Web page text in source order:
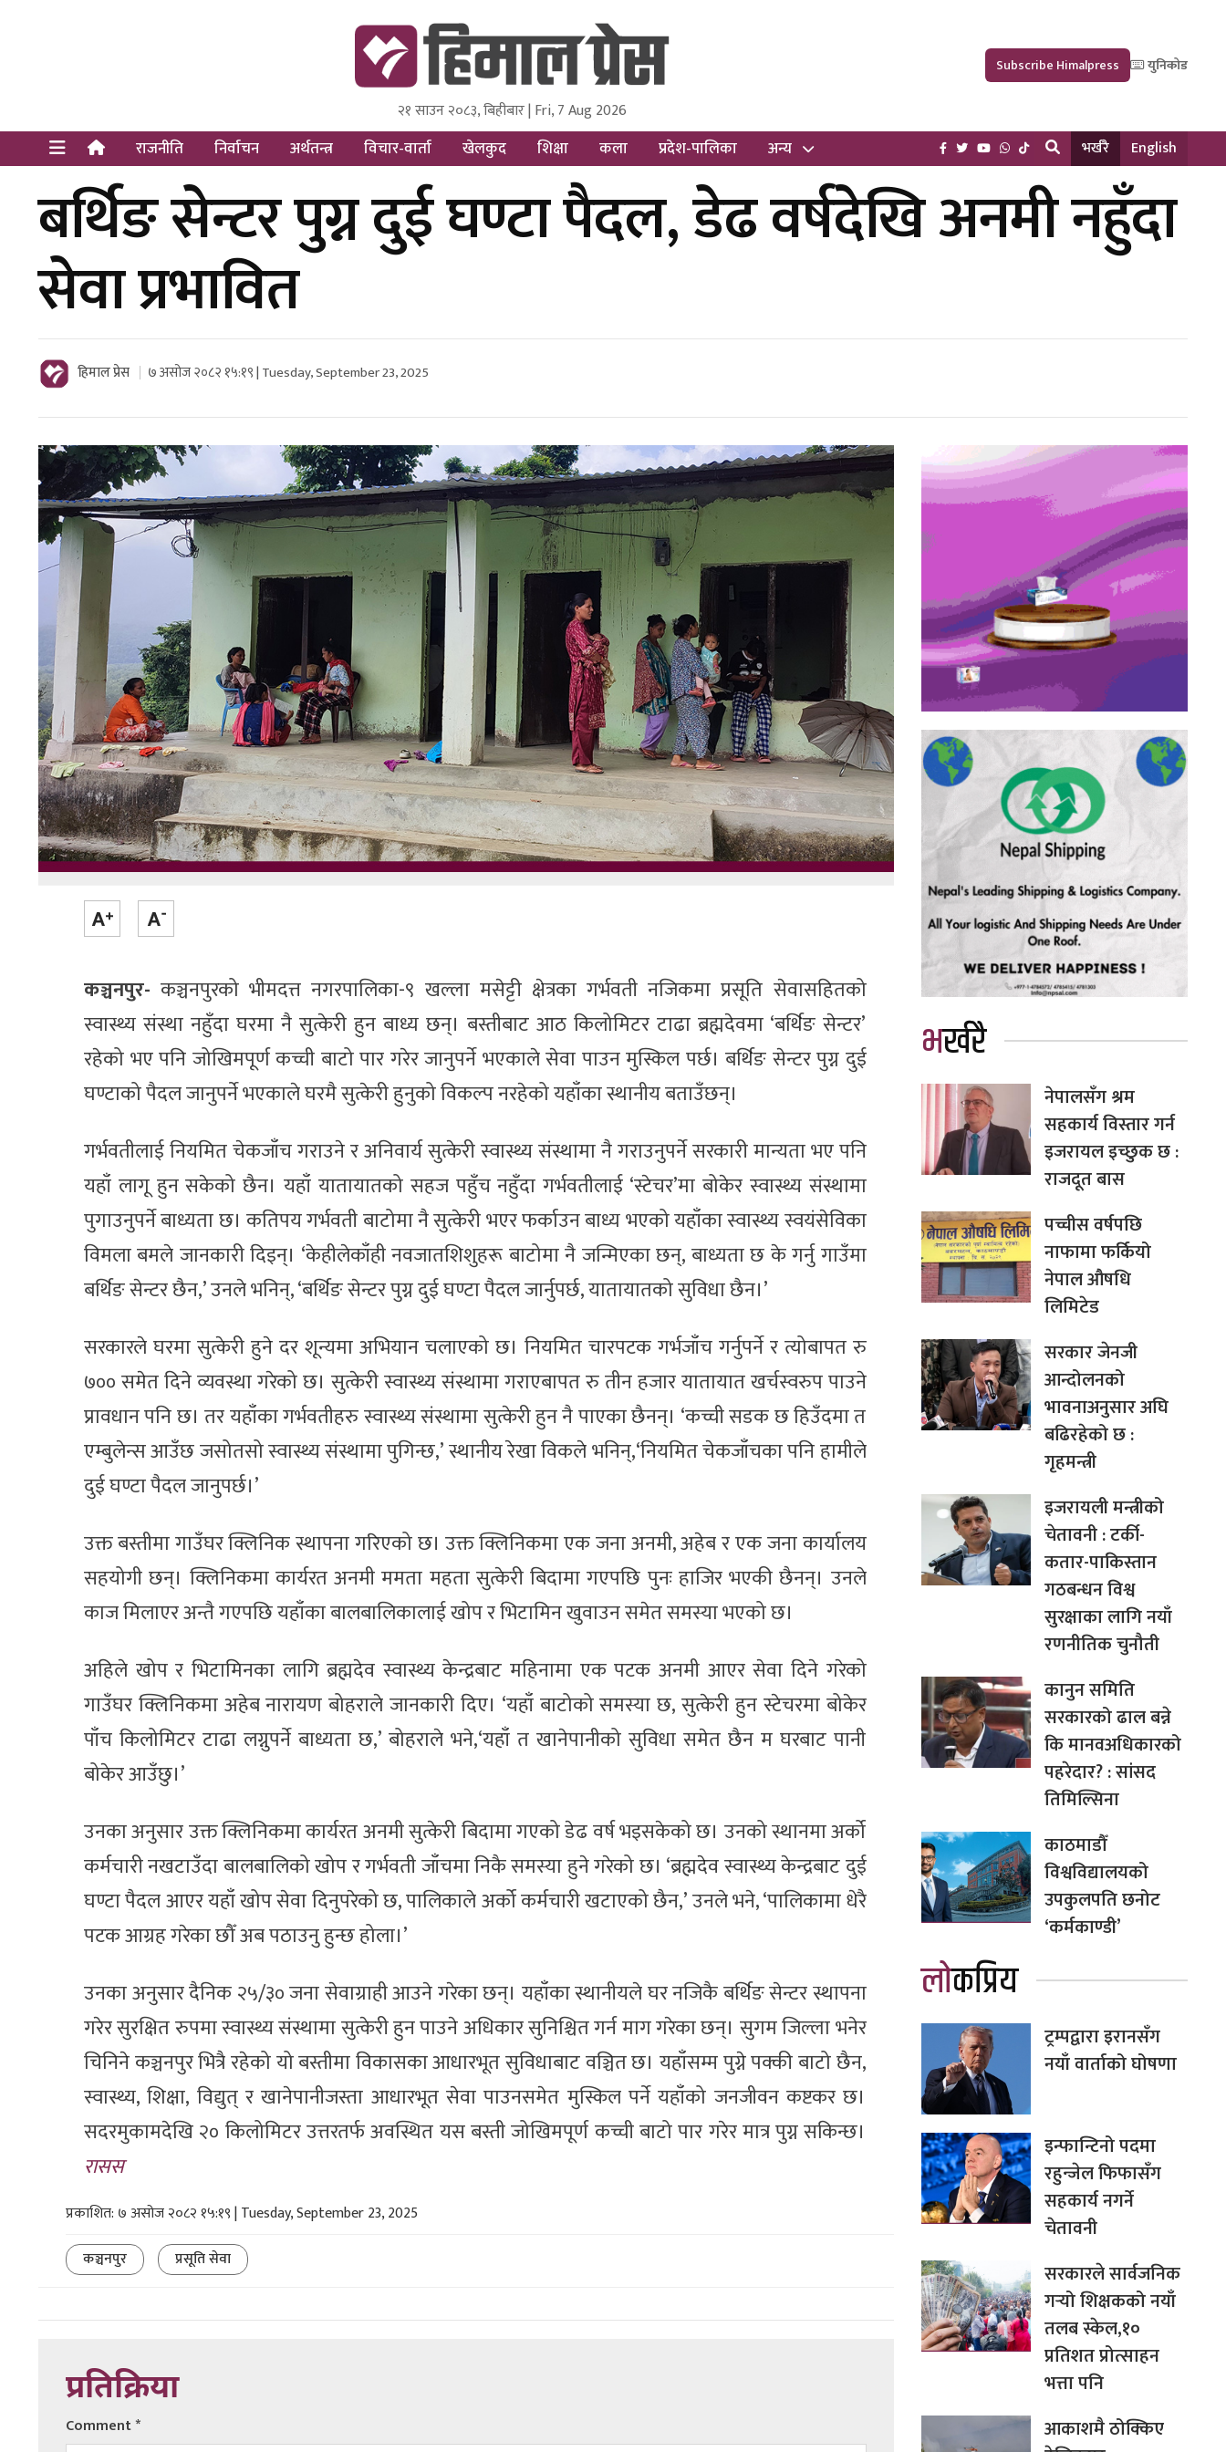
Himal Press
Dot NewsyNepal Media and Research Pvt Ltd.
२१ साउन २०८३, बिहीबार | Fri, 7 Aug 2026
Subscribe Himalpress युनिकोड
राजनीति निर्वाचन अर्थतन्त्र विचार-वार्ता खेलकुद शिक्षा कला प्रदेश-पालिका अन्य भर्खरै English
बर्थिङ सेन्टर पुग्न दुई घण्टा पैदल, डेढ वर्षदेखि अनमी नहुँदा
सेवा प्रभावित
हिमाल प्रेस ७ असोज २०८२ १५:१९ | Tuesday, September 23, 2025
कञ्चनपुर- कञ्चनपुरको भीमदत्त नगरपालिका-९ खल्ला मसेट्टी क्षेत्रका गर्भवती नजिकमा प्रसूति सेवासहितको
स्वास्थ्य संस्था नहुँदा घरमा नै सुत्केरी हुन बाध्य छन्। बस्तीबाट आठ किलोमिटर टाढा ब्रह्मदेवमा ‘बर्थिङ सेन्टर’
रहेको भए पनि जोखिमपूर्ण कच्ची बाटो पार गरेर जानुपर्ने भएकाले सेवा पाउन मुस्किल पर्छ। बर्थिङ सेन्टर पुग्न दुई
घण्टाको पैदल जानुपर्ने भएकाले घरमै सुत्केरी हुनुको विकल्प नरहेको यहाँका स्थानीय बताउँछन्।
गर्भवतीलाई नियमित चेकजाँच गराउने र अनिवार्य सुत्केरी स्वास्थ्य संस्थामा नै गराउनुपर्ने सरकारी मान्यता भए पनि
यहाँ लागू हुन सकेको छैन। यहाँ यातायातको सहज पहुँच नहुँदा गर्भवतीलाई ‘स्टेचर’मा बोकेर स्वास्थ्य संस्थामा
पुगाउनुपर्ने बाध्यता छ। कतिपय गर्भवती बाटोमा नै सुत्केरी भएर फर्काउन बाध्य भएको यहाँका स्वास्थ्य स्वयंसेविका
विमला बमले जानकारी दिइन्। ‘केहीलेकाँही नवजातशिशुहरू बाटोमा नै जन्मिएका छन्, बाध्यता छ के गर्नु गाउँमा
बर्थिङ सेन्टर छैन,’ उनले भनिन्, ‘बर्थिङ सेन्टर पुग्न दुई घण्टा पैदल जार्नुपर्छ, यातायातको सुविधा छैन।’
सरकारले घरमा सुत्केरी हुने दर शून्यमा अभियान चलाएको छ। नियमित चारपटक गर्भजाँच गर्नुपर्ने र त्योबापत रु
७०० समेत दिने व्यवस्था गरेको छ। सुत्केरी स्वास्थ्य संस्थामा गराएबापत रु तीन हजार यातायात खर्चस्वरुप पाउने
प्रावधान पनि छ। तर यहाँका गर्भवतीहरु स्वास्थ्य संस्थामा सुत्केरी हुन नै पाएका छैनन्। ‘कच्ची सडक छ हिउँदमा त
एम्बुलेन्स आउँछ जसोतसो स्वास्थ्य संस्थामा पुगिन्छ,’ स्थानीय रेखा विकले भनिन्,‘नियमित चेकजाँचका पनि हामीले
दुई घण्टा पैदल जानुपर्छ।’
उक्त बस्तीमा गाउँघर क्लिनिक स्थापना गरिएको छ। उक्त क्लिनिकमा एक जना अनमी, अहेब र एक जना कार्यालय
सहयोगी छन्। क्लिनिकमा कार्यरत अनमी ममता महता सुत्केरी बिदामा गएपछि पुनः हाजिर भएकी छैनन्। उनले
काज मिलाएर अन्तै गएपछि यहाँका बालबालिकालाई खोप र भिटामिन खुवाउन समेत समस्या भएको छ।
अहिले खोप र भिटामिनका लागि ब्रह्मदेव स्वास्थ्य केन्द्रबाट महिनामा एक पटक अनमी आएर सेवा दिने गरेको
गाउँघर क्लिनिकमा अहेब नारायण बोहराले जानकारी दिए। ‘यहाँ बाटोको समस्या छ, सुत्केरी हुन स्टेचरमा बोकेर
पाँच किलोमिटर टाढा लग्नुपर्ने बाध्यता छ,’ बोहराले भने,‘यहाँ त खानेपानीको सुविधा समेत छैन म घरबाट पानी
बोकेर आउँछु।’
उनका अनुसार उक्त क्लिनिकमा कार्यरत अनमी सुत्केरी बिदामा गएको डेढ वर्ष भइसकेको छ। उनको स्थानमा अर्को
कर्मचारी नखटाउँदा बालबालिको खोप र गर्भवती जाँचमा निकै समस्या हुने गरेको छ। ‘ब्रह्मदेव स्वास्थ्य केन्द्रबाट दुई
घण्टा पैदल आएर यहाँ खोप सेवा दिनुपरेको छ, पालिकाले अर्को कर्मचारी खटाएको छैन,’ उनले भने, ‘पालिकामा धेरै
पटक आग्रह गरेका छौँ अब पठाउनु हुन्छ होला।’
उनका अनुसार दैनिक २५/३० जना सेवाग्राही आउने गरेका छन्। यहाँका स्थानीयले घर नजिकै बर्थिङ सेन्टर स्थापना
गरेर सुरक्षित रुपमा स्वास्थ्य संस्थामा सुत्केरी हुन पाउने अधिकार सुनिश्चित गर्न माग गरेका छन्। सुगम जिल्ला भनेर
चिनिने कञ्चनपुर भित्रै रहेको यो बस्तीमा विकासका आधारभूत सुविधाबाट वञ्चित छ। यहाँसम्म पुग्ने पक्की बाटो छैन,
स्वास्थ्य, शिक्षा, विद्युत् र खानेपानीजस्ता आधारभूत सेवा पाउनसमेत मुस्किल पर्ने यहाँको जनजीवन कष्टकर छ।
सदरमुकामदेखि २० किलोमिटर उत्तरतर्फ अवस्थित यस बस्ती जोखिमपूर्ण कच्ची बाटो पार गरेर मात्र पुग्न सकिन्छ।
रासस
प्रकाशित: ७ असोज २०८२ १५:१९ | Tuesday, September 23, 2025
कञ्चनपुर
प्रसूति सेवा
प्रतिक्रिया
Comment*
भर्खरै
नेपालसँग श्रम
सहकार्य विस्तार गर्न
इजरायल इच्छुक छ :
राजदूत बास
पच्चीस वर्षपछि
नाफामा फर्कियो
नेपाल औषधि
लिमिटेड
सरकार जेनजी
आन्दोलनको
भावनाअनुसार अघि
बढिरहेको छ :
गृहमन्त्री
इजरायली मन्त्रीको
चेतावनी : टर्की-
कतार-पाकिस्तान
गठबन्धन विश्व
सुरक्षाका लागि नयाँ
रणनीतिक चुनौती
कानुन समिति
सरकारको ढाल बन्ने
कि मानवअधिकारको
पहरेदार? : सांसद
तिमिल्सिना
काठमाडौँ
विश्वविद्यालयको
उपकुलपति छनोट
‘कर्मकाण्डी’
लोकप्रिय
ट्रम्पद्वारा इरानसँग
नयाँ वार्ताको घोषणा
इन्फान्टिनो पदमा
रहुन्जेल फिफासँग
सहकार्य नगर्ने
चेतावनी
सरकारले सार्वजनिक
गर्‍यो शिक्षकको नयाँ
तलब स्केल,१०
प्रतिशत प्रोत्साहन
भत्ता पनि
आकाशमै ठोक्किए